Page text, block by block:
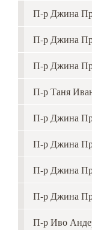
П-р Джина
П-р Джина
П-р Джина
П-р Таня
П-р Джина
П-р Джина
П-р Джина
П-р Джина
П-р Иво